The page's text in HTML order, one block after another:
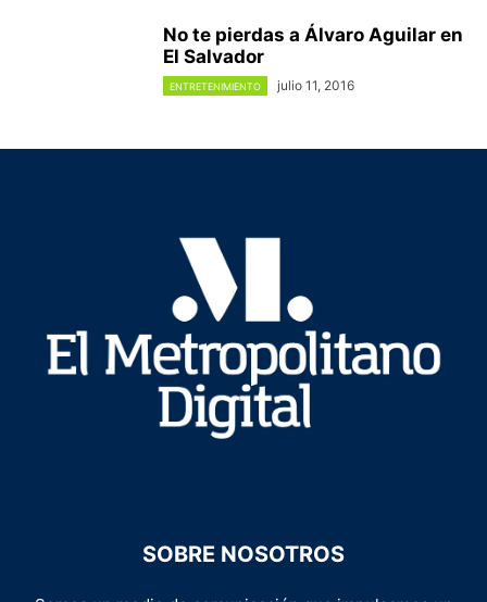
No te pierdas a Álvaro Aguilar en
El Salvador
ENTRETENIMIENTO julio 11, 2016
SOBRE NOSOTROS